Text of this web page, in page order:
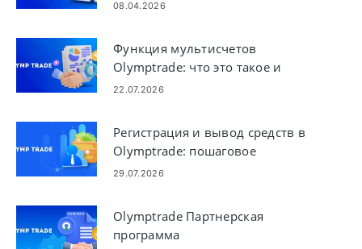
08.04.2026
Функция мультисчетов
Olymptrade: что это такое и
основные преимущества
22.07.2026
Регистрация и вывод средств в
Olymptrade: пошаговое
руководство по выплатам
29.07.2026
Olymptrade Партнерская
программа